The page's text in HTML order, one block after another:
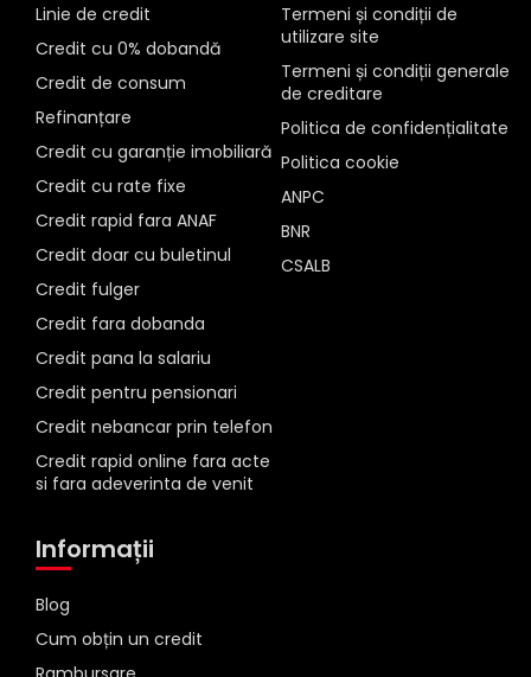
Linie de credit
Credit cu 0% dobandă
Credit de consum
Refinanțare
Credit cu garanție imobiliară
Credit cu rate fixe
Credit rapid fara ANAF
Credit doar cu buletinul
Credit fulger
Credit fara dobanda
Credit pana la salariu
Credit pentru pensionari
Credit nebancar prin telefon
Credit rapid online fara acte
si fara adeverinta de venit
Termeni și condiții de
utilizare site
Termeni și condiții generale
de creditare
Politica de confidențialitate
Politica cookie
ANPC
BNR
CSALB
Informații
Blog
Cum obțin un credit